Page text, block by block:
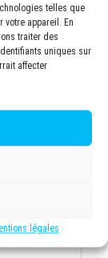
telles que
votre appareil. En
traiter des
uniques sur
affecter
légales